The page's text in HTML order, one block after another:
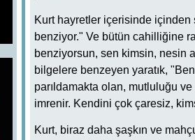
Kurt hayretler içerisinde içinden
benziyor." Ve bütün cahilliğine
benziyorsun, sen kimsin, nesin
bilgelere benzeyen yaratık,
parıldamakta olan, mutluluğu
imrenir. Kendini çok çaresiz,
Kurt, biraz daha şaşkın ve